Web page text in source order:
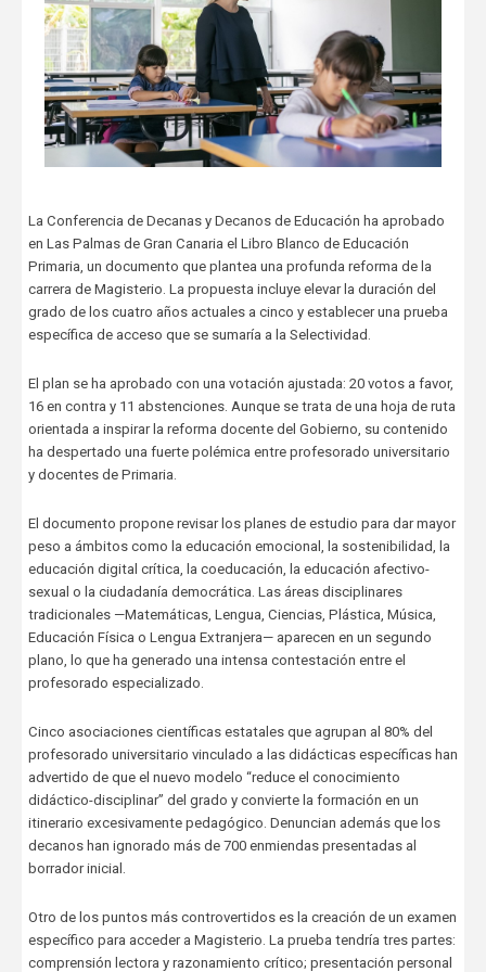
La Conferencia de Decanas y Decanos de Educación ha aprobado
en Las Palmas de Gran Canaria el Libro Blanco de Educación
Primaria, un documento que plantea una profunda reforma de la
carrera de Magisterio. La propuesta incluye elevar la duración del
grado de los cuatro años actuales a cinco y establecer una prueba
específica de acceso que se sumaría a la Selectividad.
El plan se ha aprobado con una votación ajustada: 20 votos a favor,
16 en contra y 11 abstenciones. Aunque se trata de una hoja de ruta
orientada a inspirar la reforma docente del Gobierno, su contenido
ha despertado una fuerte polémica entre profesorado universitario
y docentes de Primaria.
El documento propone revisar los planes de estudio para dar mayor
peso a ámbitos como la educación emocional, la sostenibilidad, la
educación digital crítica, la coeducación, la educación afectivo-
sexual o la ciudadanía democrática. Las áreas disciplinares
tradicionales —Matemáticas, Lengua, Ciencias, Plástica, Música,
Educación Física o Lengua Extranjera— aparecen en un segundo
plano, lo que ha generado una intensa contestación entre el
profesorado especializado.
Cinco asociaciones científicas estatales que agrupan al 80% del
profesorado universitario vinculado a las didácticas específicas han
advertido de que el nuevo modelo “reduce el conocimiento
didáctico-disciplinar” del grado y convierte la formación en un
itinerario excesivamente pedagógico. Denuncian además que los
decanos han ignorado más de 700 enmiendas presentadas al
borrador inicial.
Otro de los puntos más controvertidos es la creación de un examen
específico para acceder a Magisterio. La prueba tendría tres partes:
comprensión lectora y razonamiento crítico; presentación personal